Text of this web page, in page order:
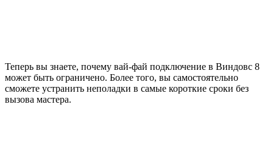
Теперь вы знаете, почему вай-фай подключение в Виндовс 8
может быть ограничено. Более того, вы самостоятельно
сможете устранить неполадки в самые короткие сроки без
вызова мастера.